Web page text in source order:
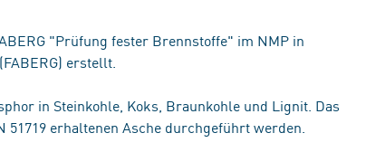
"Prüfung fester Brennstoffe" im NMP in
erstellt.
in Steinkohle, Koks, Braunkohle und Lignit. Das
erhaltenen Asche durchgeführt werden.